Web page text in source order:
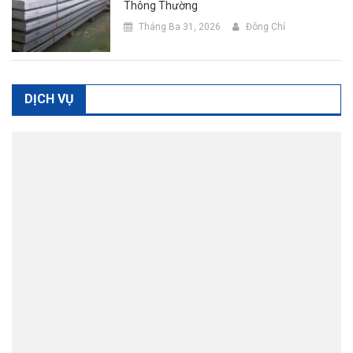
Thông Thường
Tháng Ba 31, 2026 Đông Chí
DỊCH VỤ